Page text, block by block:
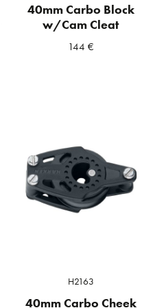
40mm Carbo Block
w/Cam Cleat
144 €
H2163
40mm Carbo Cheek